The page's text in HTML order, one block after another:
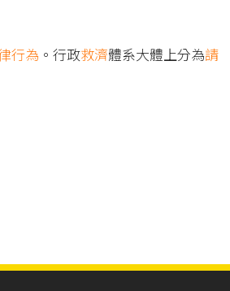
行為 。行政救濟體系大體上分為請